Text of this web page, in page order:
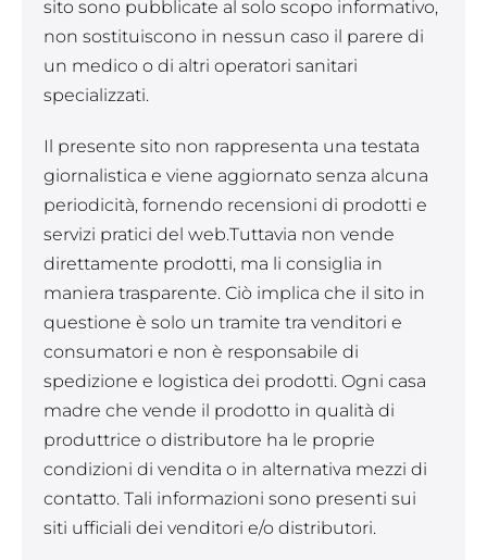
sito sono pubblicate al solo scopo informativo,
non sostituiscono in nessun caso il parere di
un medico o di altri operatori sanitari
specializzati.
Il presente sito non rappresenta una testata
giornalistica e viene aggiornato senza alcuna
periodicità, fornendo recensioni di prodotti e
servizi pratici del web.Tuttavia non vende
direttamente prodotti, ma li consiglia in
maniera trasparente. Ciò implica che il sito in
questione è solo un tramite tra venditori e
consumatori e non è responsabile di
spedizione e logistica dei prodotti. Ogni casa
madre che vende il prodotto in qualità di
produttrice o distributore ha le proprie
condizioni di vendita o in alternativa mezzi di
contatto. Tali informazioni sono presenti sui
siti ufficiali dei venditori e/o distributori.